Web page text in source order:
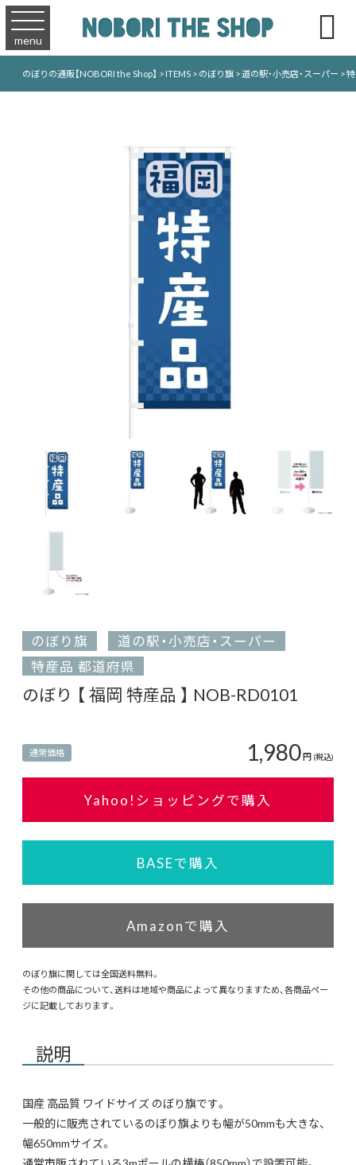
menu 
のぼりの通販【NOBORI the Shop】 >ITEMS>のぼり旗>道の駅・小売店・スーパー >
のぼり旗
道の駅・小売店・スーパー
特産品 都道府県
のぼり 【 福岡 特産品 】 NOB-RD0101
通常価格 1,980円 (税込)
Yahoo!ショッピングで購入
BASEで購入
Amazonで購入
のぼり旗に関しては全国送料無料。
その他の商品について、送料は地域や商品によって異なりますため、各商品ペー
ジに記載しております。
説明
国産 高品質 ワイドサイズ のぼり旗です。
一般的に販売されているのぼり旗よりも幅が50mmも大きな、
幅650mmサイズ。